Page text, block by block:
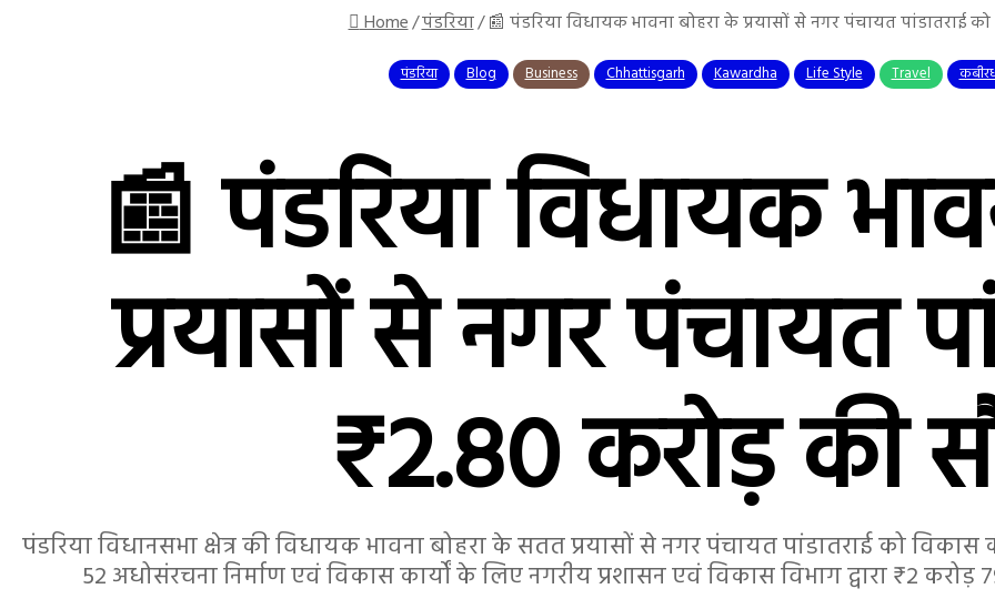
Home/पंडरिया/ 📰 पंडरिया विधायक भावना बोहरा के प्रयासों से नगर पंचायत पांडातराई
पंडरिया Blog Business Chhattisgarh Kawardha Life Style Travel
📰 पंडरिया विधायक
प्रयासों से नगर पंचायत
₹2.80 करोड़ की
पंडरिया विधानसभा क्षेत्र की विधायक भावना बोहरा के सतत प्रयासों से नगर पंचायत पांडातराई को
52 अधोसंरचना निर्माण एवं विकास कार्यों के लिए नगरीय प्रशासन एवं विकास विभाग द्वारा ₹2